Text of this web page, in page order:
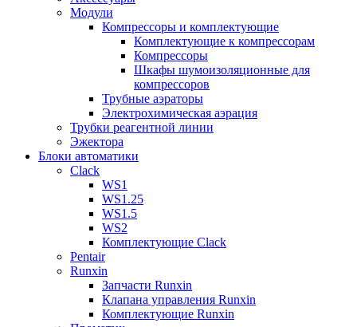
Модули
Компрессоры и комплектующие
Комплектующие к компрессорам
Компрессоры
Шкафы шумоизоляционные для
компрессоров
Трубные аэраторы
Электрохимическая аэрация
Трубки реагентной линии
Эжектора
Блоки автоматики
Clack
WS1
WS1.25
WS1.5
WS2
Комплектующие Clack
Pentair
Runxin
Запчасти Runxin
Клапана управления Runxin
Комплектующие Runxin